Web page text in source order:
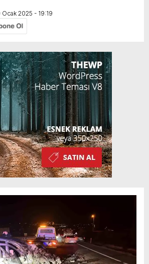
Ocak 2025 - 19:19